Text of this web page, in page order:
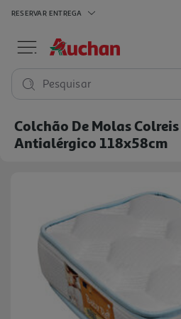
RESERVAR ENTREGA
Pesquisar
Colchão De Molas
Antialérgico 118x58cm